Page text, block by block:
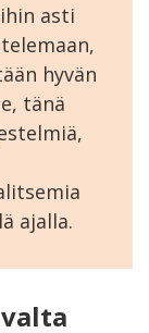
asti
hyvän
tänä
ajalla.